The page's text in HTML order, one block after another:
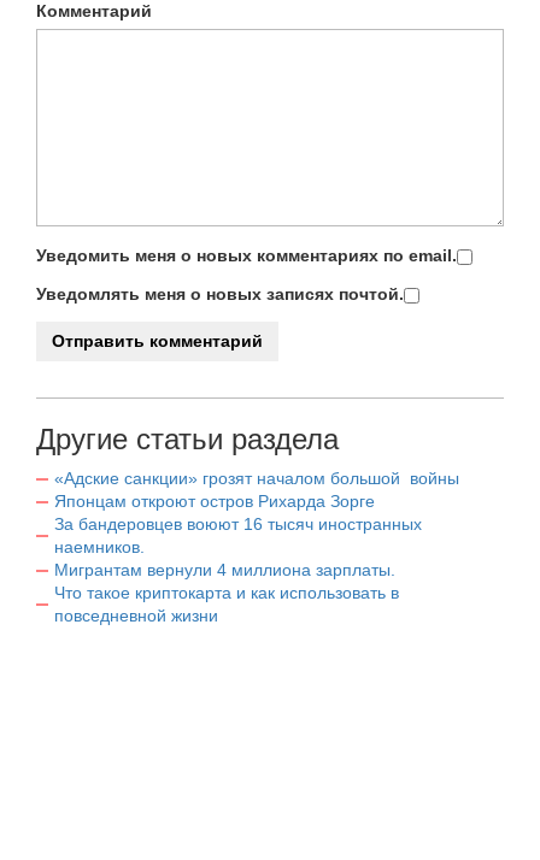
Комментарий
Уведомить меня о новых комментариях по email.
Уведомлять меня о новых записях почтой.
Другие статьи раздела
«Адские санкции» грозят началом большой войны
Японцам откроют остров Рихарда Зорге
За бандеровцев воюют 16 тысяч иностранных
наемников.
Мигрантам вернули 4 миллиона зарплаты.
Что такое криптокарта и как использовать в
повседневной жизни